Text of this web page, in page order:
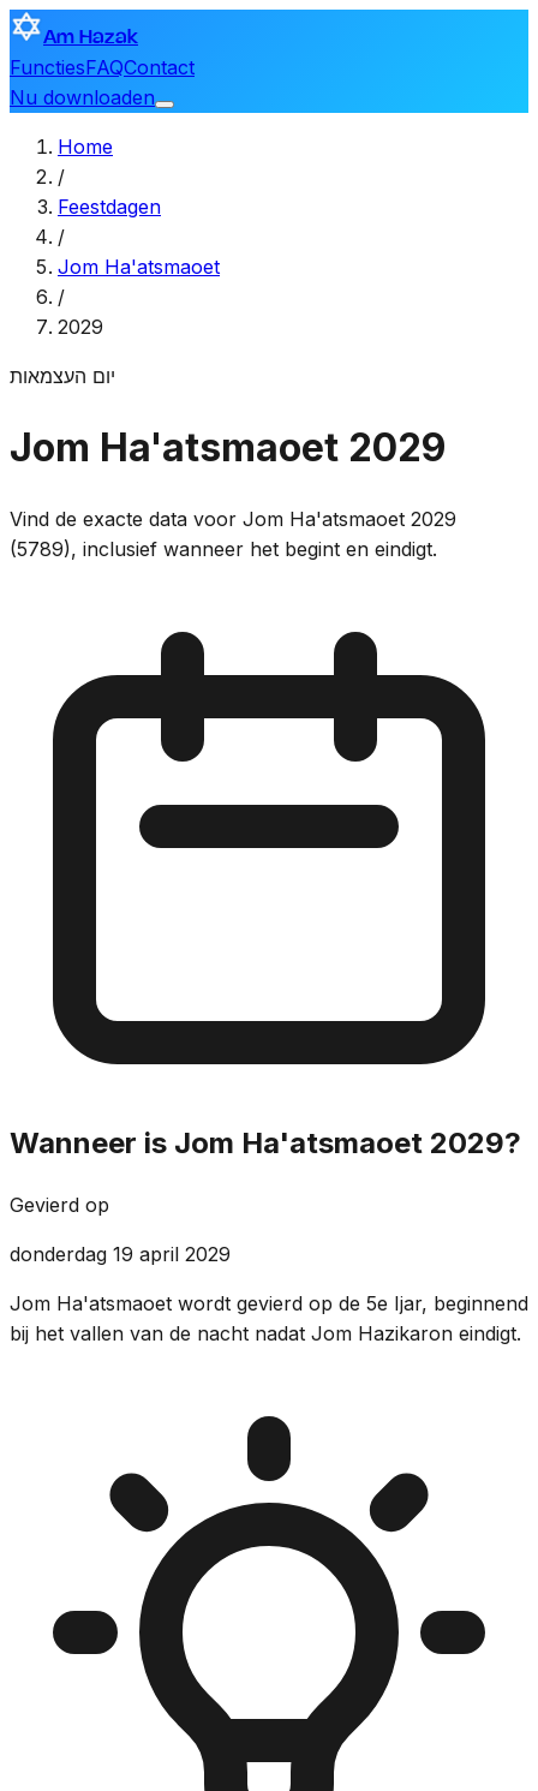
Am Hazak
FunctiesFAQContact
Nu downloaden
Home
/
Feestdagen
/
Jom Ha'atsmaoet
/
2029
יום העצמאות
Jom Ha'atsmaoet 2029
Vind de exacte data voor Jom Ha'atsmaoet 2029
(5789), inclusief wanneer het begint en eindigt.
Wanneer is Jom Ha'atsmaoet 2029?
Gevierd op
donderdag 19 april 2029
Jom Ha'atsmaoet wordt gevierd op de 5e Ijar, beginnend
bij het vallen van de nacht nadat Jom Hazikaron eindigt.